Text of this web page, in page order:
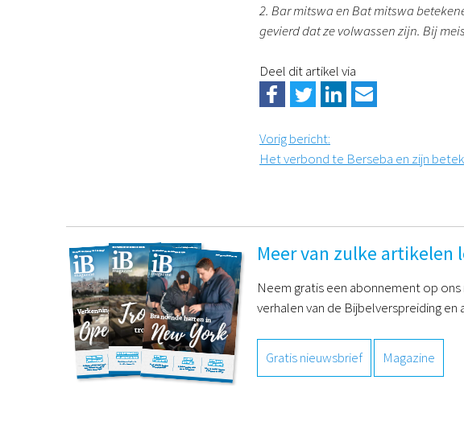
2. Bar mitswa en Bat mitswa
gevierd dat ze volwassen zijn. Bij
Deel dit artikel via
Vorig bericht:
Het verbond te Berseba en zijn
Meer van zulke artikelen
Neem gratis een abonnement op
verhalen van de Bijbelverspreiding
Gratis nieuwsbrief Magazine